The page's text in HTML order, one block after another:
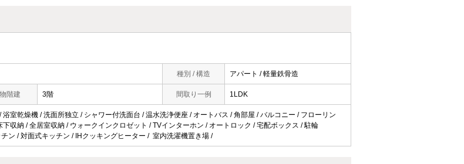
種別 / 構造 アパート / 軽量鉄骨造
階建 3階 間取り一例 1LDK
室乾燥機 / 洗面所独立 / シャワー付洗面台 / 温水洗浄便座 / オートバス / 角部屋 / バルコニー / フローリン
収納 / 全居室収納 / ウォークインクロゼット / TVインターホン / オートロック / 宅配ボックス / 駐輪
ン / 対面式キッチン / IHクッキングヒーター / 室内洗濯機置き場 /